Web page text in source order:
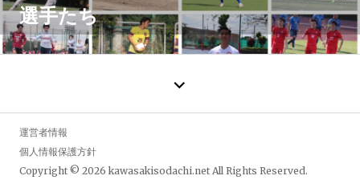
選手たち
運営者情報
個人情報保護方針
Copyright © 2026 kawasakisodachi.net All Rights Reserved.